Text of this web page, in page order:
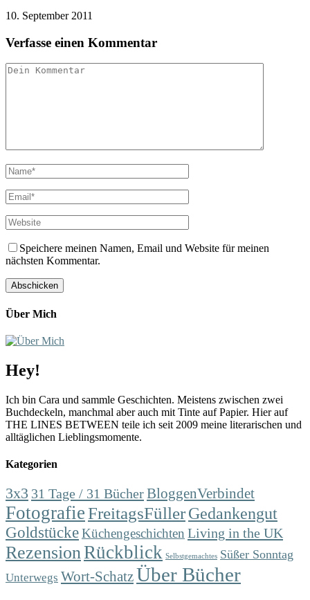
10. September 2011
Verfasse einen Kommentar
Speichere meinen Namen, Email und Website für meinen
nächsten Kommentar.
Über Mich
Hey!
Ich bin Cara und sammle Geschichten. Meistens zwischen zwei
Buchdeckeln, manchmal aber auch mit Tinte auf Papier. Hier auf
THE LINES BETWEEN teile ich seit 2009 meine literarischen und
alltäglichen Lieblingsmomente.
Kategorien
3x3 31 Tage / 31 BücherBloggenVerbindet
FotografieFreitagsFüllerGedankengut
GoldstückeKüchengeschichten Living in the UK
RezensionRückblick Selbstgemachtes Süßer Sonntag
Unterwegs Wort-SchatzÜber Bücher